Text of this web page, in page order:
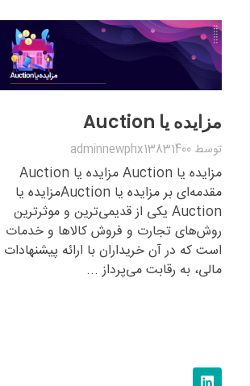
مزایده یا Auction
توسط adminnewphx13831400
مزایده یا Auction مزایده یا Auction
مقدمه‌ای بر مزایده یا Auctionمزایده یا
Auction یکی از قدیمی‌ترین و موثرترین
روش‌های تجارت و فروش کالاها و خدمات
است که در آن خریداران با ارائه پیشنهادات
مالی، به رقابت می‌پرداز ...